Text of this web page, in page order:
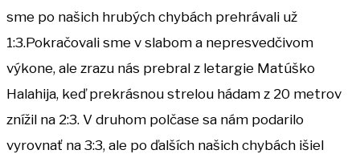
sme po našich hrubých chybách prehrávali už
1:3.Pokračovali sme v slabom a nepresvedčivom
výkone, ale zrazu nás prebral z letargie Matúško
Halahija, keď prekrásnou strelou hádam z 20 metrov
znížil na 2:3. V druhom polčase sa nám podarilo
vyrovnať na 3:3, ale po ďalších našich chybách išiel